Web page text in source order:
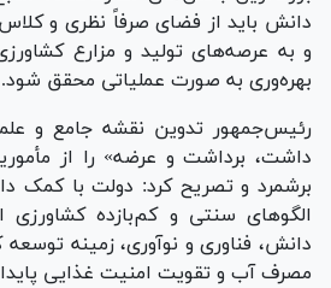
دانش باید از فضای صرفاً نظری و
و به عرصه‌های تولید و مزارع
بهره‌وری به صورت عملیاتی محقق شود.
رئیس‌جمهور تدوین نقشه جامع و
داشت، برداشت و عرضه» را از
برشمرد و تصریح کرد: دولت با کمک
الگو‌های سنتی و کم‌بازده کشاورزی
دانش، فناوری و نوآوری، زمینه
مصرف آب و تقویت امنیت غذایی